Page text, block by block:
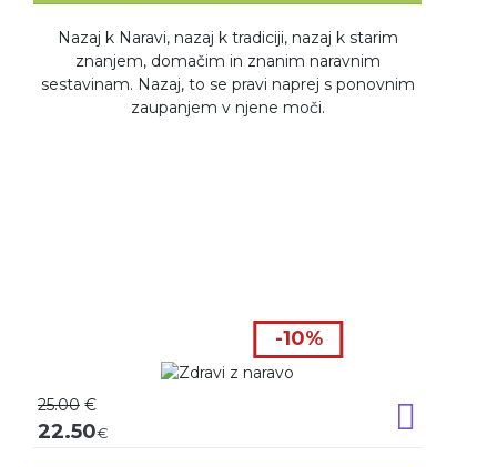
Nazaj k Naravi, nazaj k tradiciji, nazaj k starim
znanjem, domačim in znanim naravnim
sestavinam. Nazaj, to se pravi naprej s ponovnim
zaupanjem v njene moči.
-10%
25.00 €
22.50€